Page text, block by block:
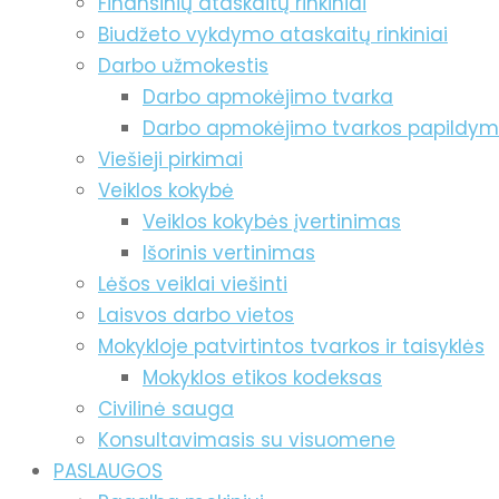
Biudžeto vykdymo ataskaitų rinkiniai
Darbo užmokestis
Darbo apmokėjimo tvarka
Darbo apmokėjimo tvarkos
Viešieji pirkimai
Veiklos kokybė
Veiklos kokybės įvertinimas
Išorinis vertinimas
Lėšos veiklai viešinti
Laisvos darbo vietos
Mokykloje patvirtintos tvarkos ir taisyklės
Mokyklos etikos kodeksas
Civilinė sauga
Konsultavimasis su visuomene
PASLAUGOS